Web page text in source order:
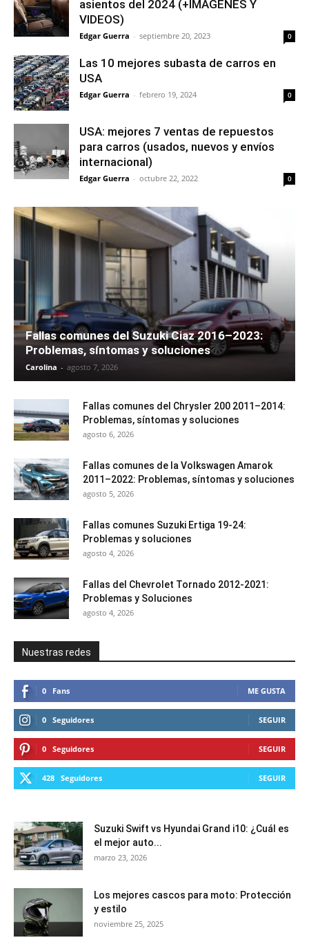
asientos del 2024 (+IMÁGENES Y
VIDEOS)
Edgar Guerra - septiembre 20, 2023 0
Las 10 mejores subasta de carros en
USA
Edgar Guerra - febrero 19, 2024 0
USA: mejores 7 ventas de repuestos
para carros (usados, nuevos y envíos
internacional)
Edgar Guerra - octubre 22, 2022 0
Fallas comunes del Suzuki Ciaz 2016–2023:
Problemas, síntomas y soluciones
Carolina - agosto 7, 2026
Fallas comunes del Chrysler 200 2011–2014:
Problemas, síntomas y soluciones
agosto 6, 2026
Fallas comunes de la Volkswagen Amarok
2011–2022: Problemas, síntomas y soluciones
agosto 5, 2026
Fallas comunes Suzuki Ertiga 19-24:
Problemas y soluciones
agosto 4, 2026
Fallas del Chevrolet Tornado 2012-2021:
Problemas y Soluciones
agosto 4, 2026
Nuestras redes
0 Fans ME GUSTA
0 Seguidores SEGUIR
0 Seguidores SEGUIR
428 Seguidores SEGUIR
Suzuki Swift vs Hyundai Grand i10: ¿Cuál es
el mejor auto...
marzo 23, 2026
Los mejores cascos para moto: Protección
y estilo
noviembre 25, 2025